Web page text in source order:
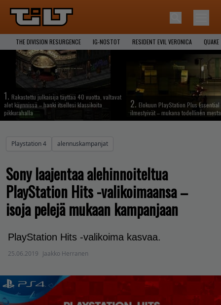
THE DIVISION RESURGENCE IG-NOSTOT RESIDENT EVIL VERONICA QUAKE
1. Rakastettu julkaisija täyttää 40 vuotta, valtavat
alet käynnissä – hanki itsellesi klassikoita
pikkurahalla
2. Elokuun PlayStation Plus
ilmestyivät – mukana todellinen
Playstation 4 alennuskampanjat
Sony laajentaa alehinnoiteltua
PlayStation Hits -valikoimaansa –
isoja pelejä mukaan kampanjaan
PlayStation Hits -valikoima kasvaa.
25.06.2019 Jaakko Herranen